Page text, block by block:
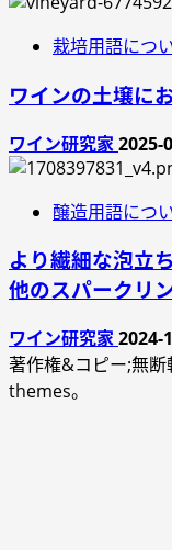
栽培用語につ
ワインの土壌に
ワイン研究家2025-
醸造用語につ
より繊細な泡立
他のスパークリ
ワイン研究家2024-
著作権&コピー;無断
themes。